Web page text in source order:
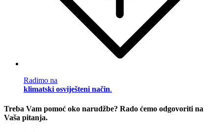
Radimo na
klimatski osviješteni način.
Treba Vam pomoć oko narudžbe? Rado ćemo odgovoriti na
Vaša pitanja.